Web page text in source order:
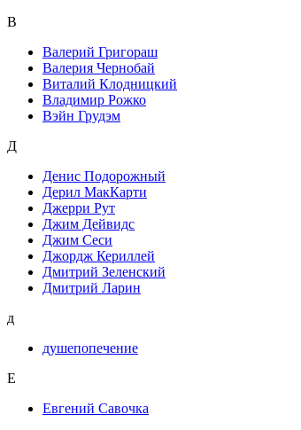
В
Валерий Григораш
Валерия Чернобай
Виталий Клодницкий
Владимир Рожко
Вэйн Грудэм
Д
Денис Подорожный
Дерил МакКарти
Джерри Рут
Джим Дейвидс
Джим Сеси
Джордж Кериллей
Дмитрий Зеленский
Дмитрий Ларин
д
душепопечение
Е
Евгений Савочка